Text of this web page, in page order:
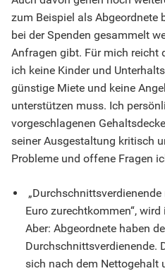
zum Beispiel als Abgeordnete
bei der Spenden gesammelt
Anfragen gibt. Für mich reicht
ich keine Kinder und
günstige Miete und keine
unterstützen muss. Ich
vorgeschlagenen
seiner Ausgestaltung kritisch
Probleme und offene Fragen
Euro zurechtkommen“,
Aber: Abgeordnete haben
Durchschnittsverdienende.
sich nach dem Nettogehalt